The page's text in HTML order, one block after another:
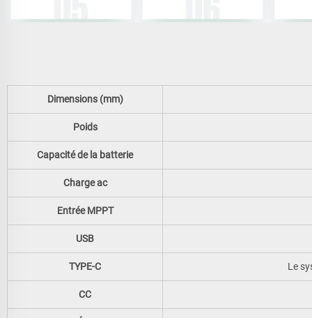
Dimensions (mm)
Poids
Capacité de la batterie
Charge ac
Entrée MPPT
USB
TYPE-C Le
CC